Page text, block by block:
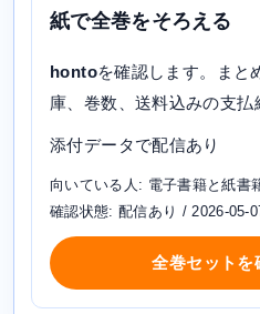
紙で全巻をそろえる
hontoを確認します。まと
庫、巻数、送料込みの支払
添付データで配信あり
向いている人: 電子書籍と紙書
確認状態: 配信あり / 2026-05-
全巻セットを